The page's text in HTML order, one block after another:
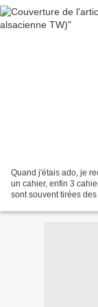
Quand j'étais ado, je
un cahier, enfin 3
sont souvent tirées